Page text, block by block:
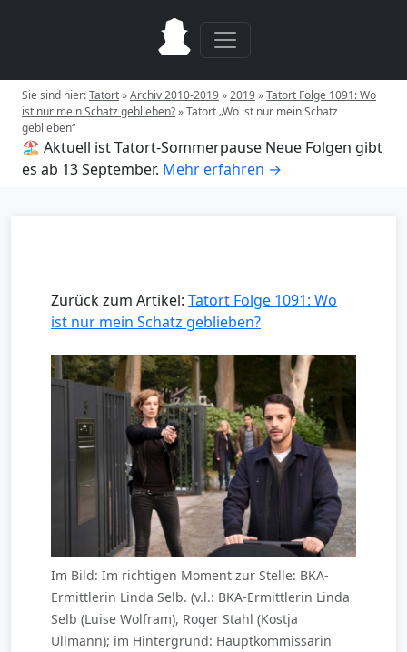
Sie sind hier:Tatort»Archiv 2010-2019»2019»Tatort Folge 1091: Wo
ist nur mein Schatz geblieben?»Tatort „Wo ist nur mein Schatz
geblieben“
🏖️ Aktuell ist Tatort-Sommerpause Neue Folgen gibt
es ab 13 September. Mehr erfahren →
Zurück zum Artikel: Tatort Folge 1091: Wo
ist nur mein Schatz geblieben?
Im Bild: Im richtigen Moment zur Stelle: BKA-
Ermittlerin Linda Selb. (v.l.: BKA-Ermittlerin Linda
Selb (Luise Wolfram), Roger Stahl (Kostja
Ullmann); im Hintergrund: Hauptkommissarin